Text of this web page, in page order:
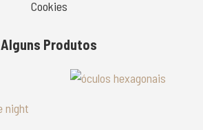
Cookies
Alguns Produtos